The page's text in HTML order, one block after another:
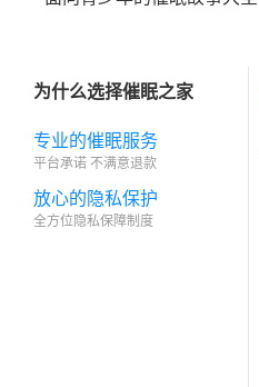
为什么选择催眠之家
专业的催眠服务
平台承诺 不满意退款
放心的隐私保护
全方位隐私保障制度